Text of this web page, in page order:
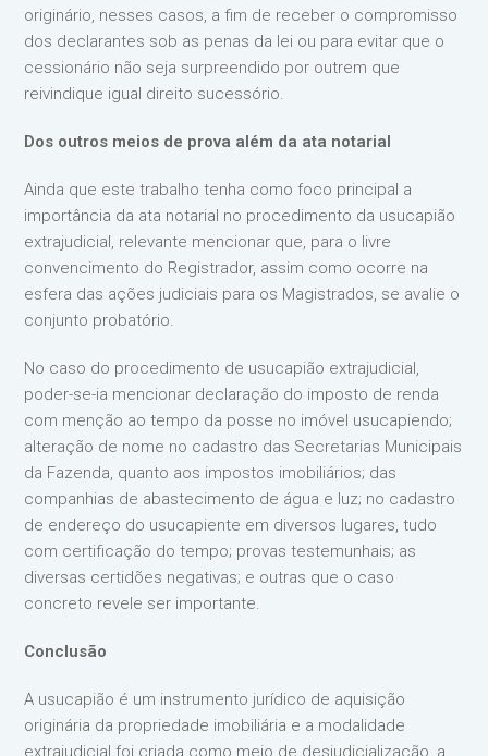
originário, nesses casos, a fim de receber o compromisso
dos declarantes sob as penas da lei ou para evitar que o
cessionário não seja surpreendido por outrem que
reivindique igual direito sucessório.
Dos outros meios de prova além da ata notarial
Ainda que este trabalho tenha como foco principal a
importância da ata notarial no procedimento da usucapião
extrajudicial, relevante mencionar que, para o livre
convencimento do Registrador, assim como ocorre na
esfera das ações judiciais para os Magistrados, se avalie o
conjunto probatório.
No caso do procedimento de usucapião extrajudicial,
poder-se-ia mencionar declaração do imposto de renda
com menção ao tempo da posse no imóvel usucapiendo;
alteração de nome no cadastro das Secretarias Municipais
da Fazenda, quanto aos impostos imobiliários; das
companhias de abastecimento de água e luz; no cadastro
de endereço do usucapiente em diversos lugares, tudo
com certificação do tempo; provas testemunhais; as
diversas certidões negativas; e outras que o caso
concreto revele ser importante.
Conclusão
A usucapião é um instrumento jurídico de aquisição
originária da propriedade imobiliária e a modalidade
extrajudicial foi criada como meio de desjudicialização, a